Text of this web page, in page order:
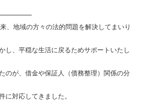
、地域の方々の法的問題を解決してまいり
し、平穏な生活に戻るためサポートいたし
のが、借金や保証人（債務整理）関係の分
に対応してきました。